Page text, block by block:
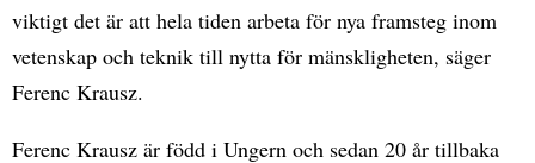
viktigt det är att hela tiden arbeta för nya framsteg inom
vetenskap och teknik till nytta för mänskligheten, säger
Ferenc Krausz.
Ferenc Krausz är född i Ungern och sedan 20 år tillbaka